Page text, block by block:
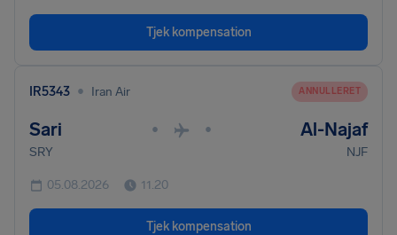
Tjek kompensation
IR5343 • Iran Air ANNULLERET
Sari • • Al-Najaf
SRY NJF
05.08.2026 11.20
Tjek kompensation